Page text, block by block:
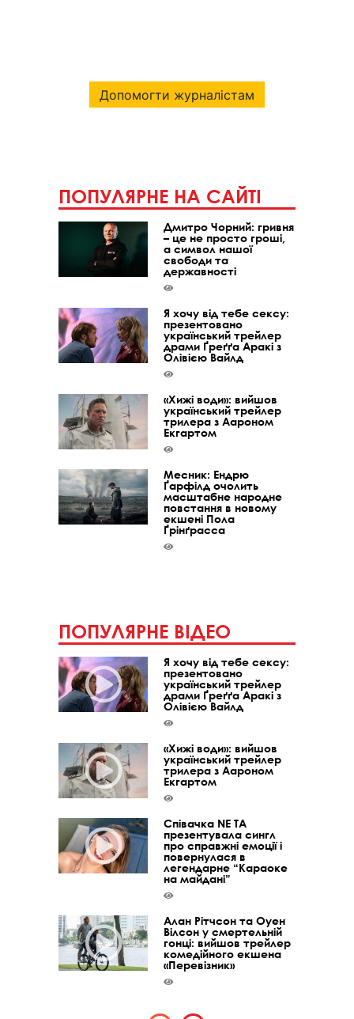
Допомогти журналістам
ПОПУЛЯРНЕ НА САЙТІ
Дмитро Чорний: гривня
– це не просто гроші,
а символ нашої
свободи та
державності
Я хочу від тебе сексу:
презентовано
український трейлер
драми Ґреґґа Аракі з
Олівією Вайлд
«Хижі води»: вийшов
український трейлер
трилера з Аароном
Екгартом
Месник: Ендрю
Ґарфілд очолить
масштабне народне
повстання в новому
екшені Пола
Ґрінґрасса
ПОПУЛЯРНЕ ВІДЕО
Я хочу від тебе сексу:
презентовано
український трейлер
драми Ґреґґа Аракі з
Олівією Вайлд
«Хижі води»: вийшов
український трейлер
трилера з Аароном
Екгартом
Співачка NE TA
презентувала сингл
про справжні емоції і
повернулася в
легендарне “Караоке
на майдані”
Алан Рітчсон та Оуен
Вілсон у смертельній
гонці: вийшов трейлер
комедійного екшена
«Перевізник»